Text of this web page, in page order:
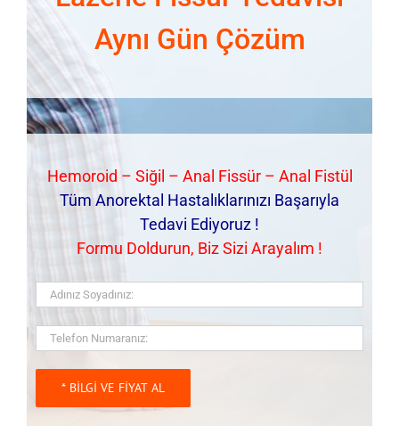
Aynı Gün Çözüm
Hemoroid – Siğil – Anal Fissür – Anal Fistül
Tüm Anorektal Hastalıklarınızı Başarıyla
Tedavi Ediyoruz !
Formu Doldurun, Biz Sizi Arayalım !